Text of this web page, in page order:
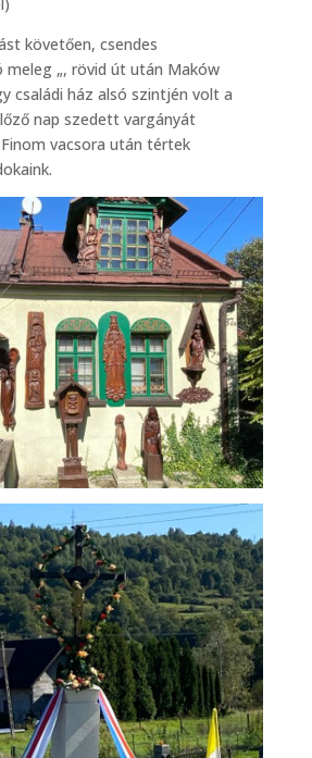
követően, csendes
meleg „, rövid út után Maków
családi ház alsó szintjén volt a
nap szedett vargányát
vacsora után tértek